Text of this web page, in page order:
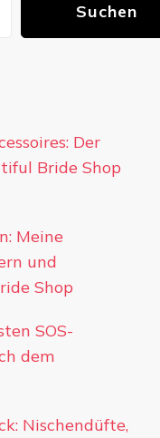
Suchen
Der
Bride Shop
Meine
und
Shop
SOS-
dem
Nischendüfte,